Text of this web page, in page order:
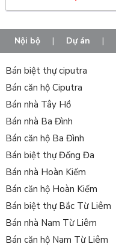
Nội bộ | Dự án |
Bán biệt thự ciputra
Bán căn hộ Ciputra
Bán nhà Tây Hồ
Bán nhà Ba Đình
Bán căn hộ Ba Đình
Bán biệt thự Đống Đa
Bán nhà Hoàn Kiếm
Bán căn hộ Hoàn Kiếm
Bán biệt thự Bắc Từ Liêm
Bán nhà Nam Từ Liêm
Bán căn hộ Nam Từ Liêm